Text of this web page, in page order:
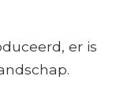
er is